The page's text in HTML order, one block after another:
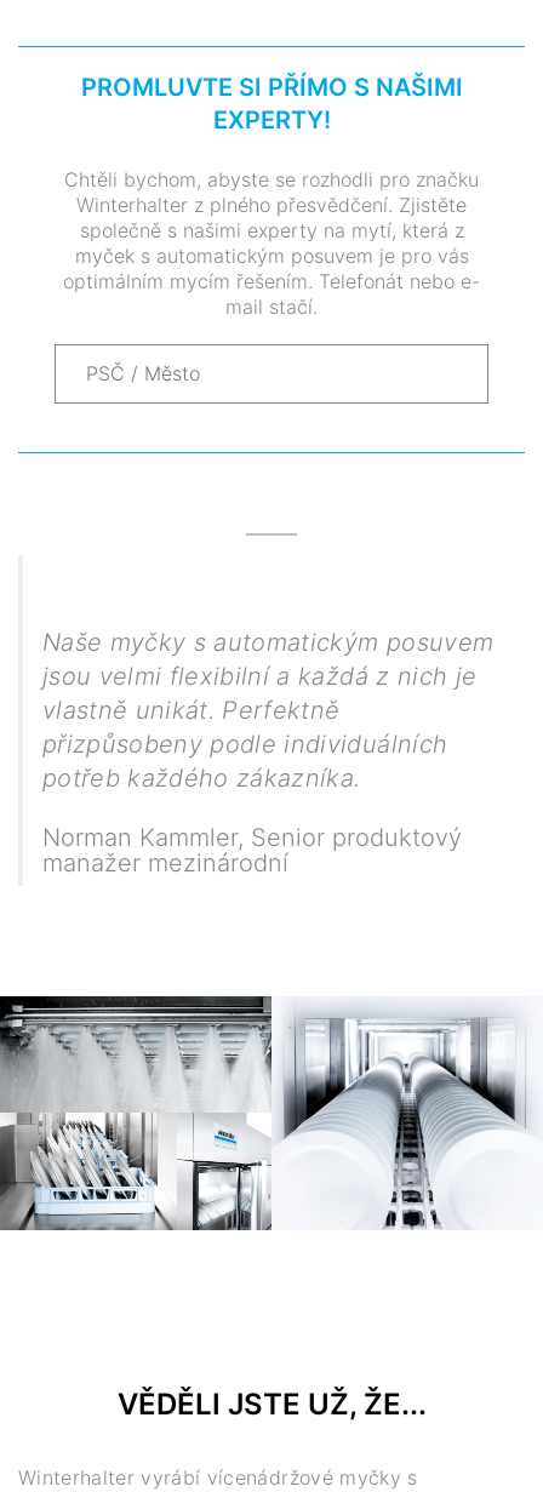
PROMLUVTE SI PŘÍMO S NAŠIMI
EXPERTY!
Chtěli bychom, abyste se rozhodli pro značku
Winterhalter z plného přesvědčení. Zjistěte
společně s našimi experty na mytí, která z
myček s automatickým posuvem je pro vás
optimálním mycím řešením. Telefonát nebo e-
mail stačí.
Naše myčky s automatickým posuvem
jsou velmi flexibilní a každá z nich je
vlastně unikát. Perfektně
přizpůsobeny podle individuálních
potřeb každého zákazníka.
Norman Kammler, Senior produktový
manažer mezinárodní
VĚDĚLI JSTE UŽ, ŽE...
Winterhalter vyrábí vícenádržové myčky s